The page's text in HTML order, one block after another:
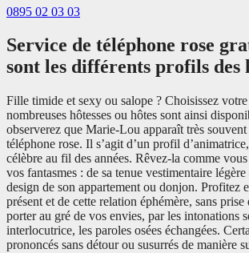
0895 02 03 03
Service de téléphone rose
sont les différents profils des
Fille timide et sexy ou salope ? Choisissez
nombreuses hôtesses ou hôtes sont ainsi
observerez que Marie-Lou apparaît très souvent
téléphone rose. Il s’agit d’un profil
célèbre au fil des années. Rêvez-la comme
vos fantasmes : de sa tenue vestimentaire
design de son appartement ou donjon. Profitez
présent et de cette relation éphémère, sans
porter au gré de vos envies, par les intonations
interlocutrice, les paroles osées échangées.
prononcés sans détour ou susurrés de manière